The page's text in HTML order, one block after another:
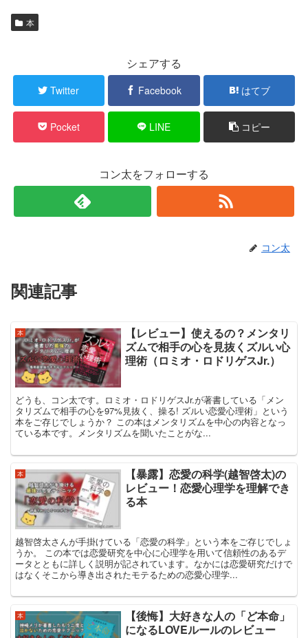
本
シェアする
Twitter Facebook はてブ
Pocket LINE コピー
コン太をフォローする
コン太
関連記事
本
【レビュー】使えるの？メンタリ
ズムで相手の心を見抜くズルい心
理術（ロミオ・ロドリゲスJr.）
どうも、コン太です。ロミオ・ロドリゲスJr.が著書している「メン
タリズムで相手の心を97%見抜く、操る! ズルい恋愛心理術」という
本をご存じでしょうか？ この本はメンタリズムを中心の内容となっ
ている本です。メンタリズムを聞いたことがな...
本
【暴露】恋愛の科学(越智啓太)の
レビュー！恋愛心理学を理解でき
る本
越智啓太さんが手掛けている「恋愛の科学」という本をご存じでしょ
うか。 この本では恋愛研究を中心に心理学を用いて信頼性のあるデ
ータとともに詳しく説明が記されています。なかには恋愛研究だけで
はなくそこから導き出されたモテるための恋愛心理学...
本
【後悔】大好きな人の「ど本命」
になるLOVEルールのレビュー